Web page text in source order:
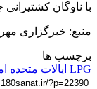
با ناوگان
منبع: خبرگزاری مهر
برچسب ها
LPG ایالات متحده